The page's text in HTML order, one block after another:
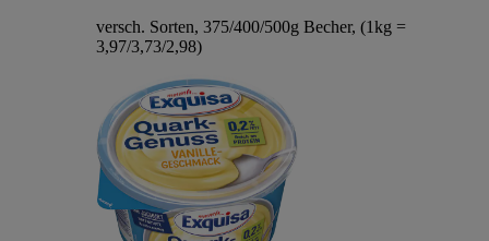
versch. Sorten, 375/400/500g Becher, (1kg =
3,97/3,73/2,98)